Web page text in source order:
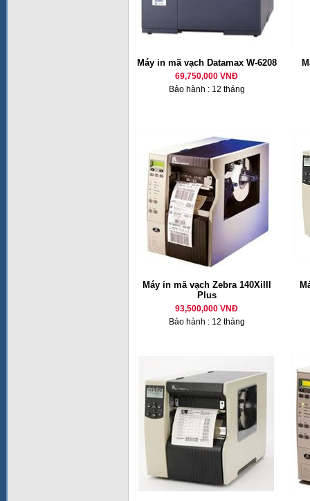
Máy in mã vạch Datamax W-6208
69,750,000 VNĐ
Bảo hành : 12 tháng
Máy in mã vạch Zebra 140Xilll
Plus
93,500,000 VNĐ
Bảo hành : 12 tháng